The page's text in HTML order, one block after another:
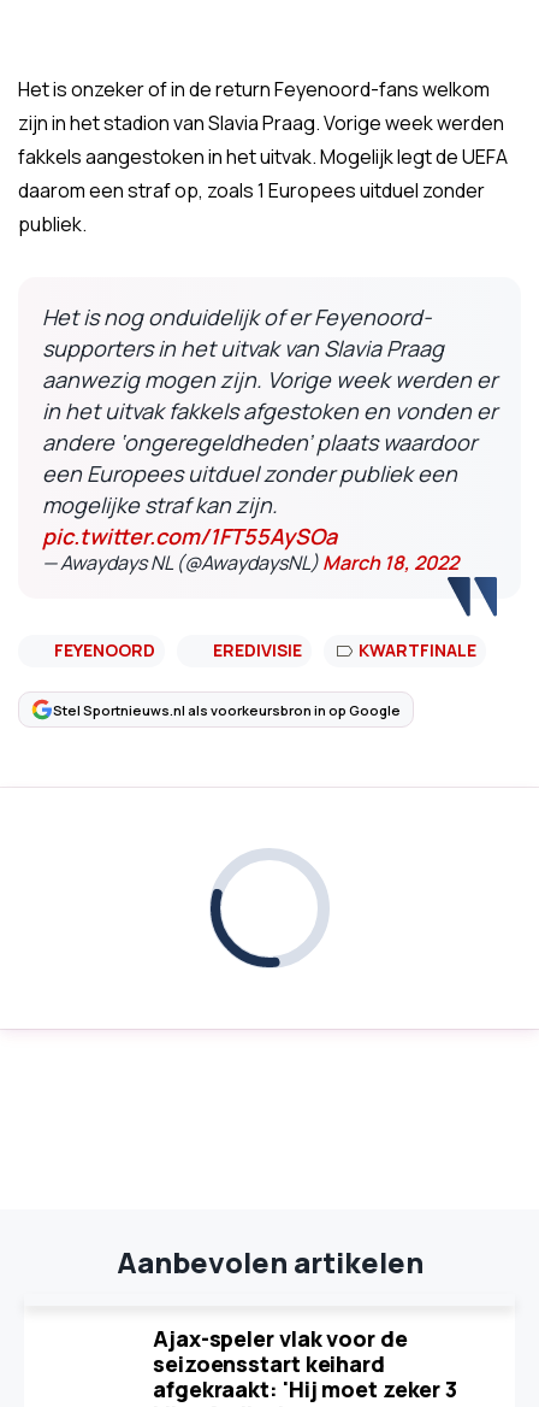
Het is onzeker of in de return Feyenoord-fans welkom
zijn in het stadion van Slavia Praag. Vorige week werden
fakkels aangestoken in het uitvak. Mogelijk legt de UEFA
daarom een straf op, zoals 1 Europees uitduel zonder
publiek.
Het is nog onduidelijk of er Feyenoord-
supporters in het uitvak van Slavia Praag
aanwezig mogen zijn. Vorige week werden er
in het uitvak fakkels afgestoken en vonden er
andere ‘ongeregeldheden’ plaats waardoor
een Europees uitduel zonder publiek een
mogelijke straf kan zijn.
pic.twitter.com/1FT55AySOa
— Awaydays NL (@AwaydaysNL)March 18, 2022
FEYENOORD EREDIVISIE KWARTFINALE
Stel Sportnieuws.nl als voorkeursbron in op Google
Aanbevolen artikelen
Ajax-speler vlak voor de
seizoensstart keihard
afgekraakt: 'Hij moet zeker 3